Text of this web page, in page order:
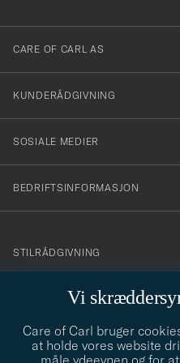
Vi
Care of Carl bruger
at holde vores website
måle ydeevnen og for
dig
till
vårt
nyhetsbrev!
CARE OF CARL AS
KUNDERÅDGIVNING
SOSIALE MEDIER
BEDRIFTSINFORMASJON
info@careofcarl.no
STILRÅDGIVNING
STILRÅDGIVNING